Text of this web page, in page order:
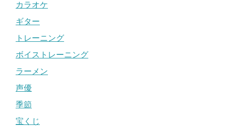
カラオケ
ギター
トレーニング
ボイストレーニング
ラーメン
声優
季節
宝くじ